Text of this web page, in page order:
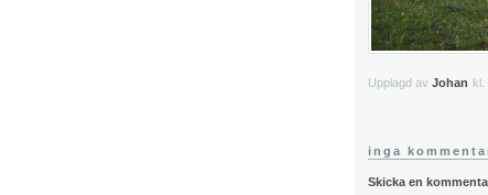
Upplagd av Johan kl.
inga
Skicka en